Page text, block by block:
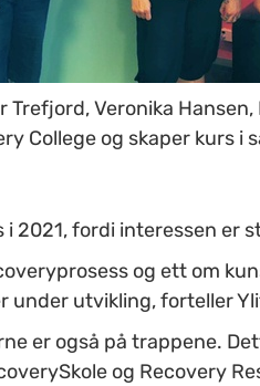
Trefjord, Veronika
College og skaper kurs i
i 2021, fordi interessen er
og ett om
under utvikling, forteller
er også på trappene.
og Recovery